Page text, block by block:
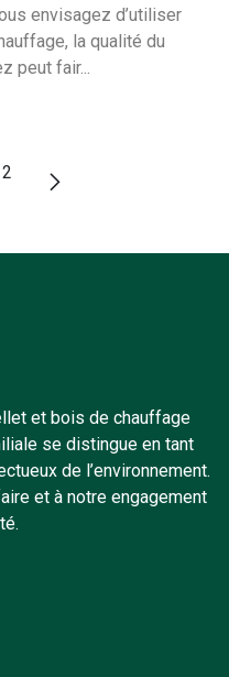
envisagez d’utiliser
la qualité du
peut fair...
2
et bois de chauffage
se distingue en tant
de l’environnement.
et à notre engagement